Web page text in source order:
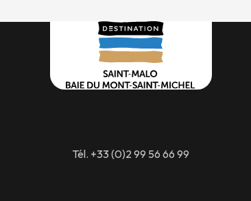
Tél. +33 (0)2 99 56 66 99